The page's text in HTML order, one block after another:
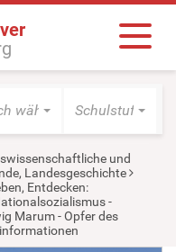
wählen Schulstufe
und
Landesgeschichte
Entdecken:
-
Marum - Opfer des